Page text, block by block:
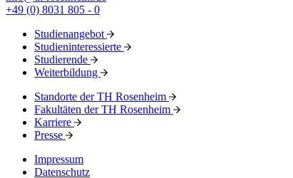
+49 (0) 8031 805 - 0
Studienangebot
Studieninteressierte
Studierende
Weiterbildung
Standorte der TH Rosenheim
Fakultäten der TH Rosenheim
Karriere
Presse
Impressum
Datenschutz